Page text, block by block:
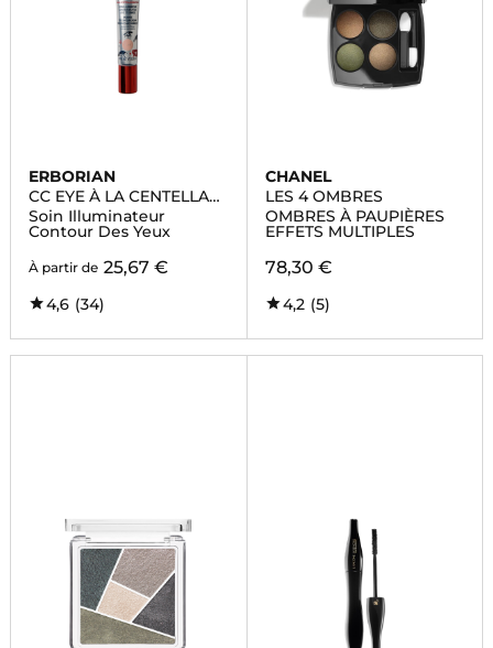
ERBORIAN
CC EYE À LA CENTELLA
ASIATICA
Soin Illuminateur
Contour Des Yeux
À partir de 25,67 €
4,6 (34)
CHANEL
LES 4 OMBRES
OMBRES À PAUPIÈRES
EFFETS MULTIPLES
78,30 €
4,2 (5)